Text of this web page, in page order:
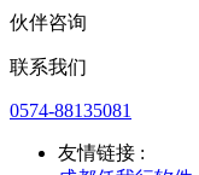
伙伴咨询
联系我们
0574-88135081
友情链接 :